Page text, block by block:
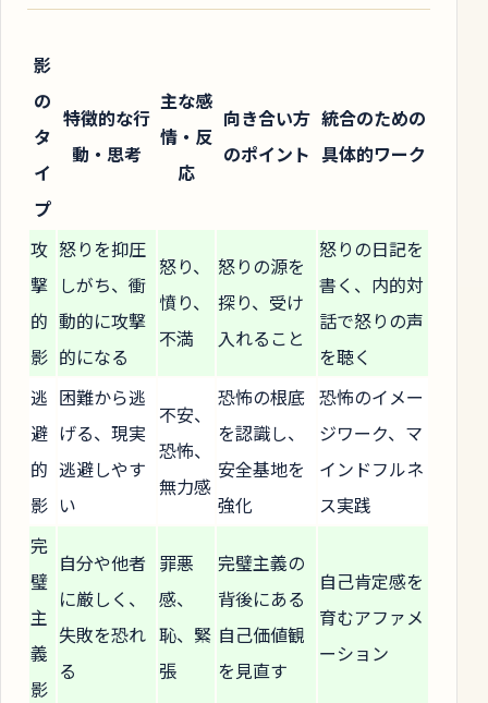
影
の
タ
イ
プ
特徴的な行
動・思考
主な感
情・反
応
向き合い方
のポイント
統合のための
具体的ワーク
攻
撃
的
影
怒りを抑圧
しがち、衝
動的に攻撃
的になる
怒り、
憤り、
不満
怒りの源を
探り、受け
入れること
怒りの日記を
書く、内的対
話で怒りの声
を聴く
逃
避
的
影
困難から逃
げる、現実
逃避しやす
い
不安、
恐怖、
無力感
恐怖の根底
を認識し、
安全基地を
強化
恐怖のイメー
ジワーク、マ
インドフルネ
ス実践
完
璧
主
義
影
自分や他者
に厳しく、
失敗を恐れ
る
罪悪
感、
恥、緊
張
完璧主義の
背後にある
自己価値観
を見直す
自己肯定感を
育むアファメ
ーション